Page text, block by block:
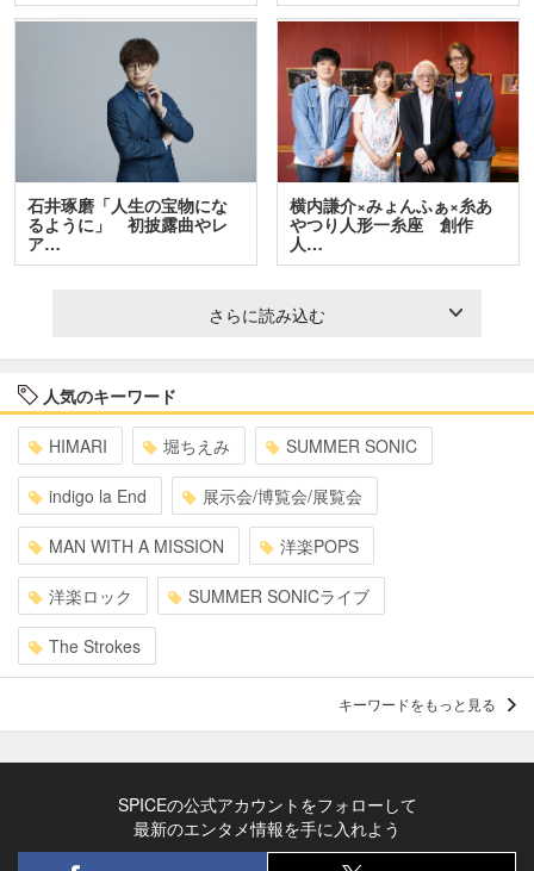
石井琢磨「人生の宝物にな
るように」 初披露曲やレ
ア…
横内謙介×みょんふぁ×糸あ
やつり人形一糸座 創作
人…
さらに読み込む
人気のキーワード
HIMARI 堀ちえみ SUMMER SONIC
indigo la End 展示会/博覧会/展覧会
MAN WITH A MISSION 洋楽POPS
洋楽ロック SUMMER SONICライブ
The Strokes
キーワードをもっと見る
SPICEの公式アカウントをフォローして
最新のエンタメ情報を手に入れよう